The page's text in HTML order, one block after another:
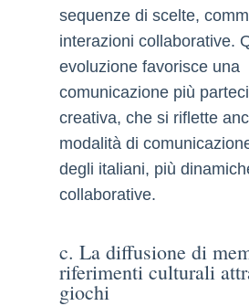
sequenze di scelte,
interazioni collaborative.
evoluzione favorisce una
comunicazione più
creativa, che si riflette
modalità di
degli italiani, più
collaborative.
c. La diffusione di
riferimenti culturali
giochi